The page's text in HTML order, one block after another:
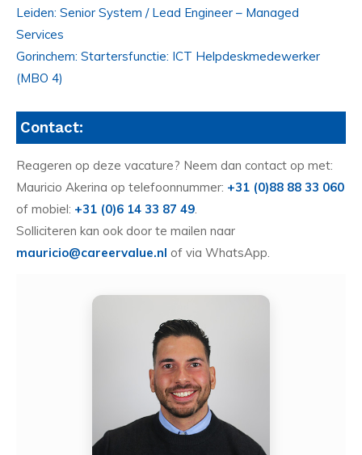
Leiden: Senior System / Lead Engineer – Managed
Services
Gorinchem: Startersfunctie: ICT Helpdeskmedewerker
(MBO 4)
Contact:
Reageren op deze vacature? Neem dan contact op met:
Mauricio Akerina op telefoonnummer: +31 (0)88 88 33 060
of mobiel: +31 (0)6 14 33 87 49.
Solliciteren kan ook door te mailen naar
mauricio@careervalue.nl of via WhatsApp.